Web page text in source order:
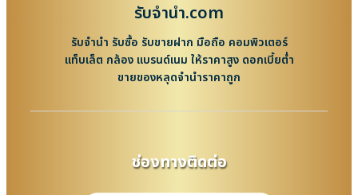
รับจํานํา.com
รับจำนำ รับซื้อ รับขายฝาก มือถือ คอมพิวเตอร์
แท็บเล็ต กล้อง แบรนด์เนม ให้ราคาสูง ดอกเบี้ยต่ำ
ขายของหลุดจำนำราคาถูก
ช่องทางติดต่อ